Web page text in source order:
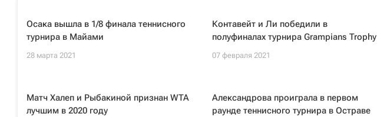
Осака вышла в 1/8 финала теннисного
турнира в Майами
28 марта 2021
Контавейт и Ли победили в
полуфиналах турнира Grampians Trophy
07 февраля 2021
Матч Халеп и Рыбакиной признан WTA
лучшим в 2020 году
Александрова проиграла в первом
раунде теннисного турнира в Остраве